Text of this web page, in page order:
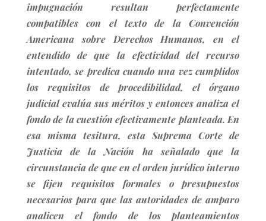
impugnación resultan perfectamente
compatibles con el texto de la Convención
Americana sobre Derechos Humanos, en el
entendido de que la efectividad del recurso
intentado, se predica cuando una vez cumplidos
los requisitos de procedibilidad, el órgano
judicial evalúa sus méritos y entonces analiza el
fondo de la cuestión efectivamente planteada. En
esa misma tesitura, esta Suprema Corte de
Justicia de la Nación ha señalado que la
circunstancia de que en el orden jurídico interno
se fijen requisitos formales o presupuestos
necesarios para que las autoridades de amparo
analicen el fondo de los planteamientos